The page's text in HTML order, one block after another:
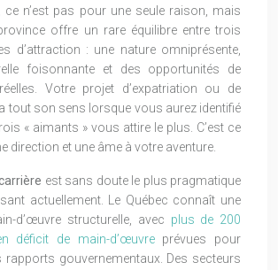
ce n’est pas pour une seule raison, mais
offre un rare équilibre entre trois
d’attraction : une nature omniprésente,
foisonnante et des opportunités de
Votre projet d’expatriation ou de
tout son sens lorsque vous aurez identifié
« aimants » vous attire le plus. C’est ce
direction et une âme à votre aventure.
est sans doute le plus pragmatique
actuellement. Le Québec connaît une
d’œuvre structurelle, avec plus de 200
déficit de main-d’œuvreprévues pour
rapports gouvernementaux. Des secteurs